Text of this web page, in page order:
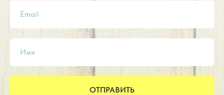
Email
Имя
ОТПРАВИТЬ